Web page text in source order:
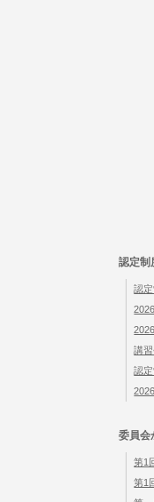
認定制
認
講
認
委員会
第1
第1